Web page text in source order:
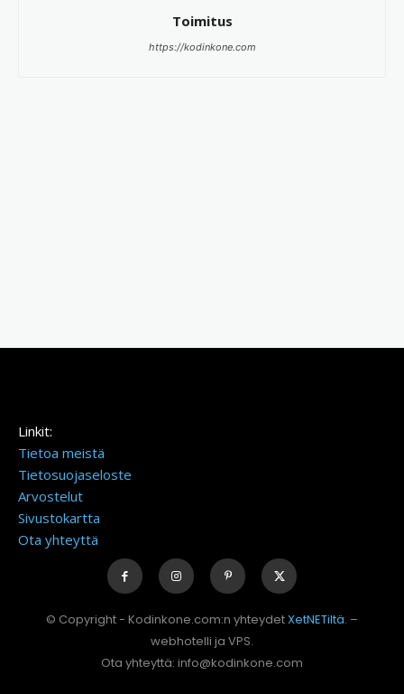
Toimitus
https://kodinkone.com
Linkit:
Tietoa meistä
Tietosuojaseloste
Arvostelut
Sivustokartta
Ota yhteyttä
© Copyright - Kodinkone.com:n yhteydetXetNETiltä. –
webhotelli ja VPS.
Ota yhteyttä: info@kodinkone.com